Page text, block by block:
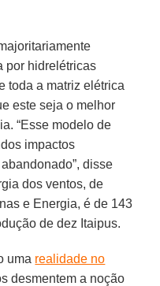
por hidrelétricas
toda a matriz elétrica
este seja o melhor
“Esse modelo de
impactos
disse
dos ventos, de
e Energia, é de 143
de dez Itaipus.
uma realidade no
desmentem a noção